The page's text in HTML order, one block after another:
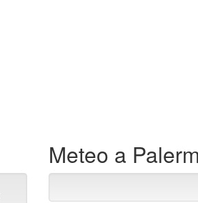
Meteo a